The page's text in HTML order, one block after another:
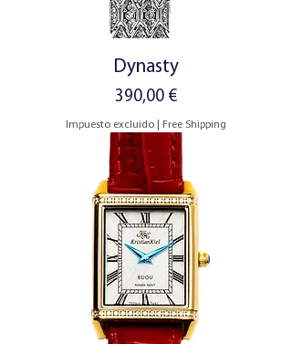
Dynasty
Precio
390,00 €
Impuesto excluido Free Shipping